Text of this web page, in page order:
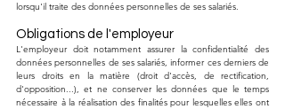
lorsqu'il traite des données personnelles de ses salariés.
Obligations de l'employeur
L'employeur doit notamment assurer la confidentialité des
données personnelles de ses salariés, informer ces derniers de
leurs droits en la matière (droit d'accès, de rectification,
d'opposition...), et ne conserver les données que le temps
nécessaire à la réalisation des finalités pour lesquelles elles ont